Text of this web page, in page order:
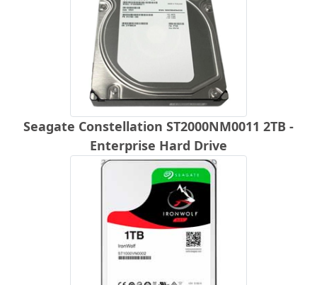
Seagate Constellation ST2000NM0011 2TB -
Enterprise Hard Drive